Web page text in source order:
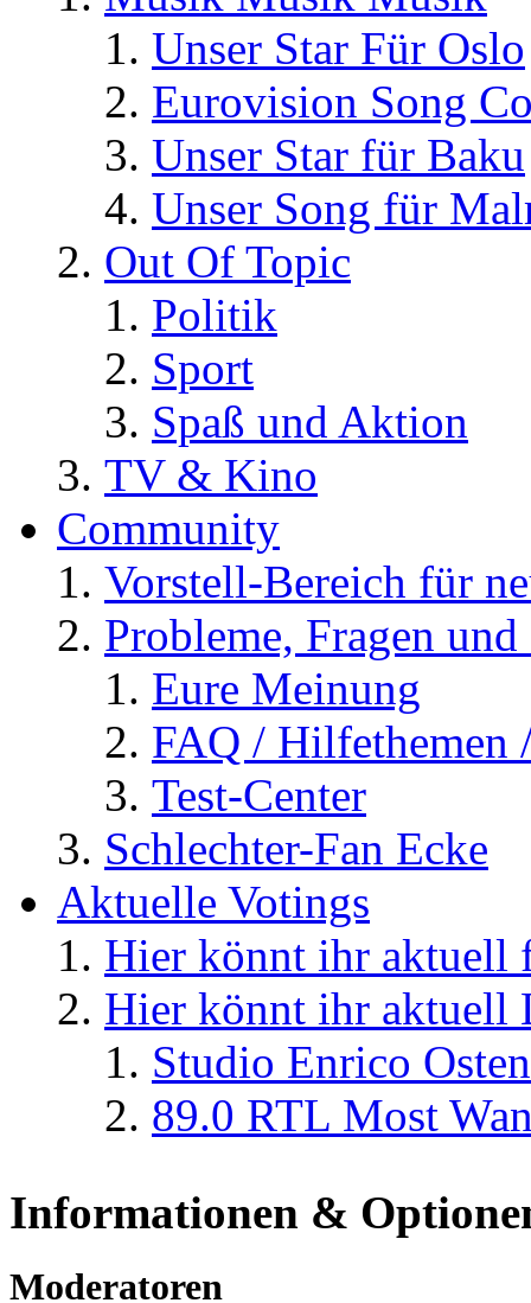
Unser Star Für Oslo
Eurovision Song
Unser Star für Baku
Unser Song für
Out Of Topic
Politik
Sport
Spaß und Aktion
TV & Kino
Community
Vorstell-Bereich für
Probleme, Fragen
Eure Meinung
FAQ / Hilfethemen
Test-Center
Schlechter-Fan Ecke
Aktuelle Votings
Hier könnt ihr aktuell
Hier könnt ihr aktuell
Studio Enrico
89.0 RTL Most
Informationen &
Moderatoren